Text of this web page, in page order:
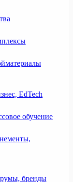
EdTech
обучение
бренды